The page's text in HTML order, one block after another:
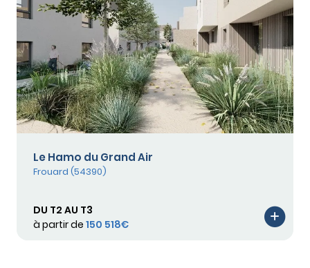
Le Hamo du Grand Air
Frouard (54390)
DU T2 AU T3
à partir de 150 518€